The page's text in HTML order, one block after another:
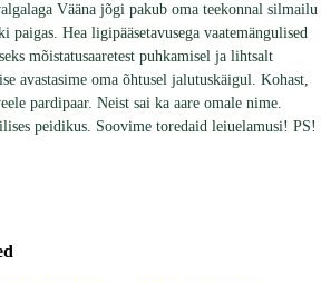
Vääna jõgi pakub oma teekonnal silmailu
paigas. Hea ligipääsetavusega vaatemängulised
mõistatusaaretest puhkamisel ja lihtsalt
avastasime oma õhtusel jalutuskäigul. Kohast,
pardipaar. Neist sai ka aare omale nime.
peidikus. Soovime toredaid leiuelamusi! PS!